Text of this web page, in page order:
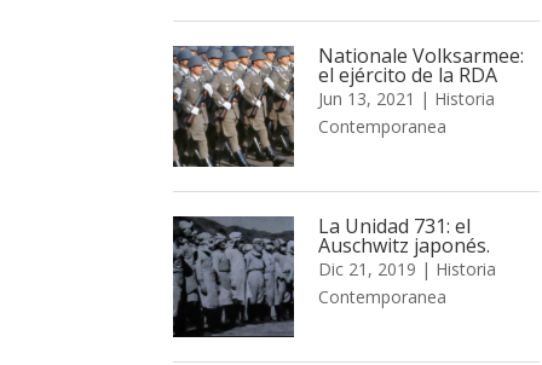
Nationale Volksarmee:
el ejército de la RDA
Jun 13, 2021 | Historia
Contemporanea
La Unidad 731: el
Auschwitz japonés.
Dic 21, 2019 | Historia
Contemporanea